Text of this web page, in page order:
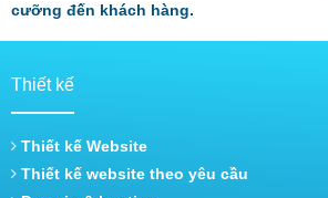
cưỡng đến khách hàng.
Thiết kế
Thiết kế Website
Thiết kế website theo yêu cầu